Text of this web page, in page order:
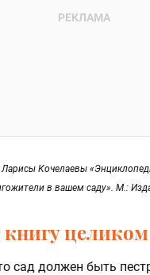
Кочелаевы
в вашем саду». М.:
целиком
сад должен быть